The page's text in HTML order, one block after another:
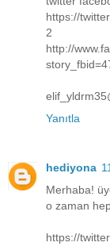
https://
2
http://
Yanıtla
hediyona
Merhaba!
o zaman
https://